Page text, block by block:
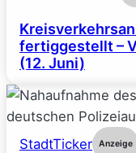
fertiggestellt –
(12. Juni)
StadtTicker Anzeige